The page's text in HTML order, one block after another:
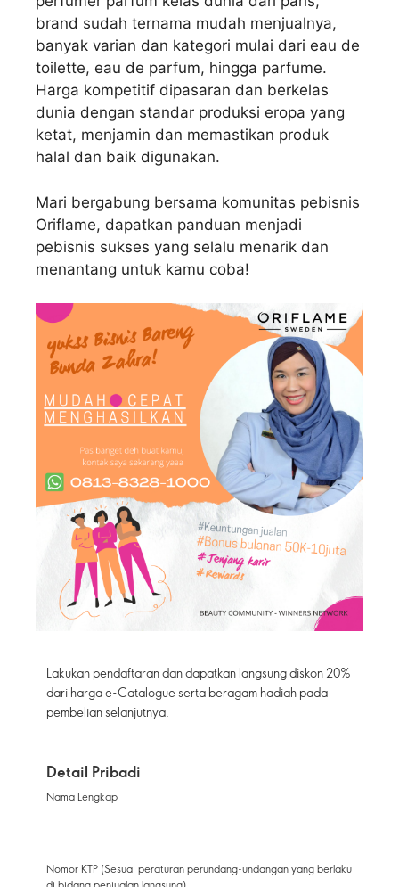
brand sudah ternama mudah menjualnya,
banyak varian dan kategori mulai dari eau de
toilette, eau de parfum, hingga parfume.
Harga kompetitif dipasaran dan berkelas
dunia dengan standar produksi eropa yang
ketat, menjamin dan memastikan produk
halal dan baik digunakan.
Mari bergabung bersama komunitas pebisnis
Oriflame, dapatkan panduan menjadi
pebisnis sukses yang selalu menarik dan
menantang untuk kamu coba!